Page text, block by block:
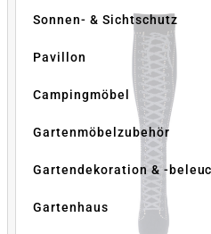
Sonnen- & Sichtschutz
Pavillon
Campingmöbel
Gartenmöbelzubehör
Gartendekoration & -
Gartenhaus